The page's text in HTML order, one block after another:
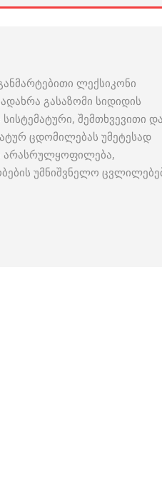
ლექსიკონი
გასაზომი სიდიდის
შემთხვევითი და
ცდომილებას უმეტესად
არასრულყოფილება,
უმნიშვნელო